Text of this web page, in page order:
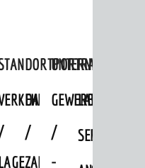
OB
DATEN
/
ZAHLEN
UNTERNEHMEN
GEWERBEFLÄCHEN
/
-